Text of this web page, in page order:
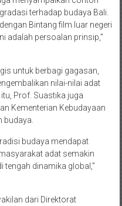
terhadap budaya Bali.
Bintang film luar negeri
adalah persoalan prinsip,”
untuk berbagi gagasan,
nilai-nilai adat
Prof. Suastika juga
Kementerian Kebudayaan
budaya.
budaya mendapat
adat semakin
tengah dinamika global,”
dari Direktorat